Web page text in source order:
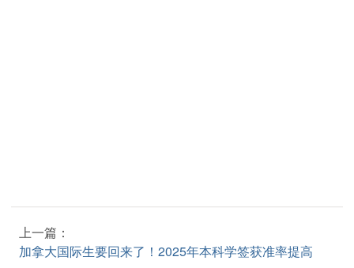
上一篇：
加拿大国际生要回来了！2025年本科学签获准率提高